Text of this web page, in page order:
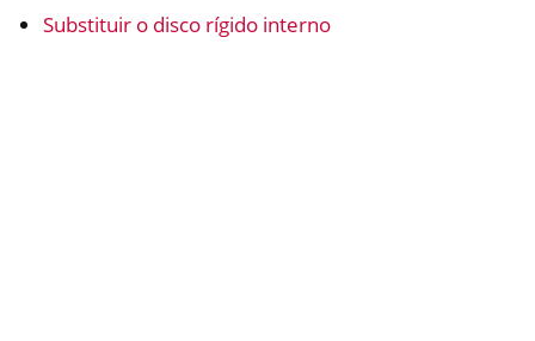
Substituir o disco rígido interno